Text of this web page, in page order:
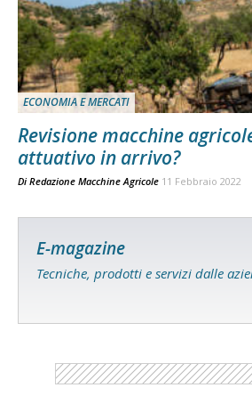
ECONOMIA E MERCATI
Revisione macchine
attuativo in arrivo?
Di Redazione Macchine Agricole 11 Febbraio 2022
E-magazine
Tecniche, prodotti e servizi dalle